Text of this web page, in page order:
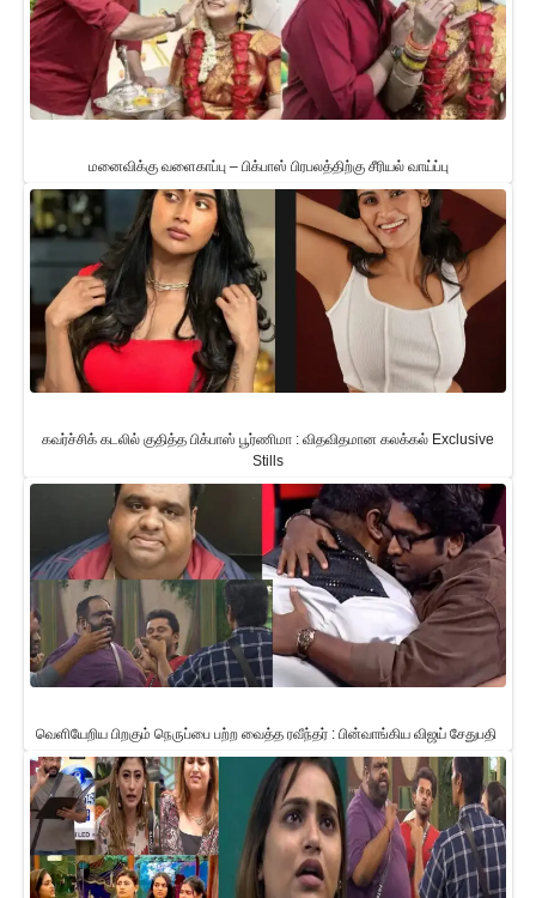
மனைவிக்கு வளைகாப்பு – பிக்பாஸ் பிரபலத்திற்கு சீரியல் வாய்ப்பு
கவர்ச்சிக் கடலில் குதித்த பிக்பாஸ் பூர்ணிமா : விதவிதமான கலக்கல் Exclusive
Stills
வெளியேறிய பிறகும் நெருப்பை பற்ற வைத்த ரவீந்தர் : பின்வாங்கிய விஜய் சேதுபதி